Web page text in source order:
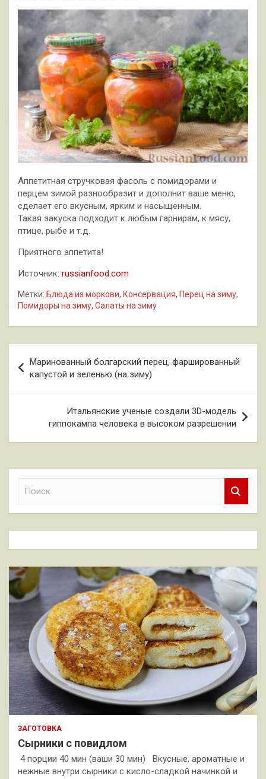
Аппетитная стручковая фасоль с помидорами и
перцем зимой разнообразит и дополнит ваше меню,
сделает его вкусным, ярким и насыщенным.
Такая закуска подходит к любым гарнирам, к мясу,
птице, рыбе и т.д.
Приятного аппетита!
Источник: russianfood.com
Метки: Блюда из моркови, Консервация, Перец на зиму,
Помидоры на зиму, Салаты на зиму
по
записям
Маринованный болгарский перец, фаршированный
капустой и зеленью (на зиму)
Итальянские ученые создали 3D-модель
гиппокампа человека в высоком разрешении
к
ЗАГОТОВКА
Сырники с повидлом
4 порции 40 мин (ваши 30 мин) Вкусные, ароматные и
нежные внутри сырники с кисло-сладкой начинкой и